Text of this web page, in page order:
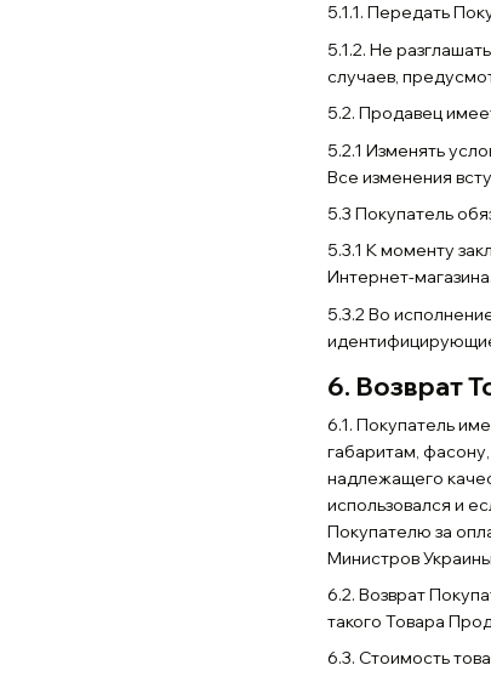
5.1.1. Передать
5.1.2. Не
случаев,
5.2. Продавец
5.2.1 Изменять
Все изменения
5.3 Покупатель
5.3.1 К моменту
Интернет-магазина.
5.3.2 Во
идентифицирующие
6. Возврат
6.1. Покупатель
габаритам,
надлежащего
использовался и
Покупателю за
Министров
6.2. Возврат
такого Товара
6.3. Стоимость